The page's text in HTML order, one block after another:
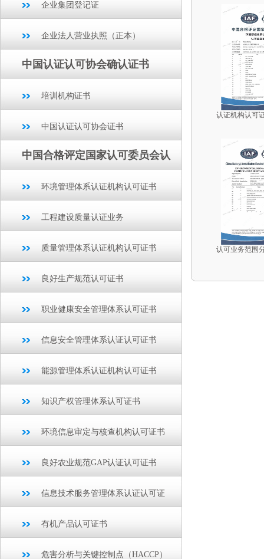
企业集团登记证
企业法人营业执照（正本）
中国认证认可协会确认证书
培训机构证书
中国认证认可协会证书
中国合格评定国家认可委员会认
环境管理体系认证机构认可证书
工程建设质量认证业务
质量管理体系认证机构认可证书
良好生产规范认可证书
职业健康安全管理体系认可证书
信息安全管理体系认证认可证书
能源管理体系认证机构认可证书
知识产权管理体系认可证书
环境信息审定与核查机构认可证书
良好农业规范GAP认证认可证书
信息技术服务管理体系认证认可证
有机产品认可证书
危害分析与关键控制点（HACCP）
认证机构认可
认可业务范围